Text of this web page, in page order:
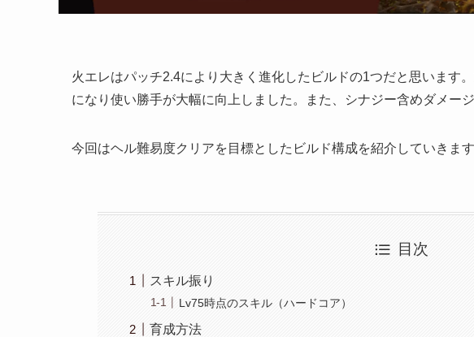
火エレはパッチ2.4により大きく進化したビルドの1つだと思います
になり使い勝手が大幅に向上しました。また、シナジー含めダメー
今回はヘル難易度クリアを目標としたビルド構成を紹介していきます
目次
スキル振り
Lv75時点のスキル（ハードコア）
育成方法